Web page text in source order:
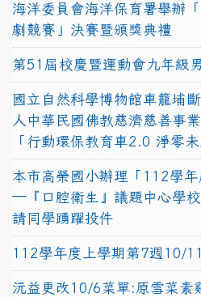
海洋委員會海洋保育署舉辦
劇競賽」決賽暨頒獎典禮
第51屆校慶暨運動會九年級
國立自然科學博物館車籠埔
人中華民國佛教慈濟慈善事
「行動環保教育車2.0 淨零
本市高榮國小辦理「112學
─『口腔衛生』議題中心學校
請同學踴躍投件
112學年度上學期第7週10/
沅益更改10/6菜單:原雪菜素